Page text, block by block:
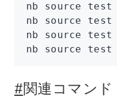
nb source test
nb source test
nb source test
nb source test
#関連コマンド